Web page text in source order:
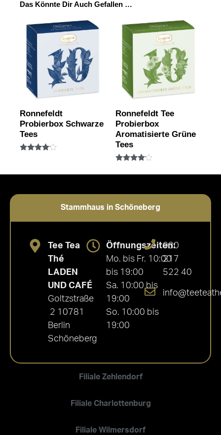
Das Könnte Dir Auch Gefallen …
Ronnefeldt
Probierbox Schwarze
Tees
Ronnefeldt Tee
Probierbox
Aromatisierte Grüne
Tees
mit
Stammhaus in Schöneberg
Filiale Zehlendorf
Filiale Charlottenburg
Filiale Wilmersdorf
Tee Tea
Thé
LADEN
UND CAFÉ
Goltzstraße
2 10781
Berlin
Schöneberg
Öffnungszeiten:
Mo. bis Fr. 10:00
bis 19:00
Sa. 10:00 bis
19:00
So. 10:00 bis
19:00
030
217
522 40